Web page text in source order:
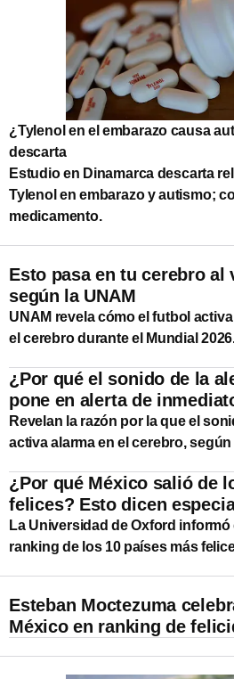
¿Tylenol en el embarazo causa
descarta
Estudio en Dinamarca descarta
Tylenol en embarazo y autismo;
medicamento.
Esto pasa en tu cerebro al
según la UNAM
UNAM revela cómo el futbol
el cerebro durante el Mundial
¿Por qué el sonido de la
pone en alerta de
Revelan la razón por la que el
activa alarma en el cerebro,
¿Por qué México salió de
felices? Esto dicen
La Universidad de Oxford informó
ranking de los 10 países más
Esteban Moctezuma
México en ranking de